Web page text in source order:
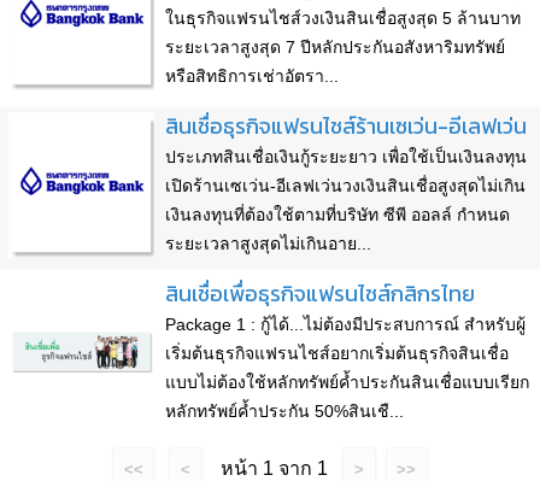
ในธุรกิจแฟรนไชส์วงเงินสินเชื่อสูงสุด 5 ล้านบาท
ระยะเวลาสูงสุด 7 ปีหลักประกันอสังหาริมทรัพย์
หรือสิทธิการเช่าอัตรา...
สินเชื่อธุรกิจแฟรนไชส์ร้านเซเว่น-อีเลฟเว่น
ประเภทสินเชื่อเงินกู้ระยะยาว เพื่อใช้เป็นเงินลงทุน
เปิดร้านเซเว่น-อีเลฟเว่นวงเงินสินเชื่อสูงสุดไม่เกิน
เงินลงทุนที่ต้องใช้ตามที่บริษัท ซีพี ออลล์ กำหนด
ระยะเวลาสูงสุดไม่เกินอาย...
สินเชื่อเพื่อธุรกิจแฟรนไชส์กสิกรไทย
Package 1 : กู้ได้...ไม่ต้องมีประสบการณ์ สำหรับผู้
เริ่มต้นธุรกิจแฟรนไชส์อยากเริ่มต้นธุรกิจสินเชื่อ
แบบไม่ต้องใช้หลักทรัพย์ค้ำประกันสินเชื่อแบบเรียก
หลักทรัพย์ค้ำประกัน 50%สินเชื...
<< < หน้า 1 จาก 1 > >>